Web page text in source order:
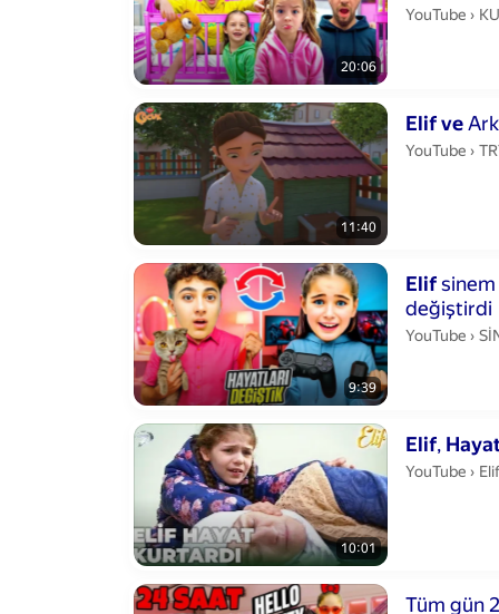
20:06
YouTube ›
11:40
Elifve
Duration 11
YouTube ›
9:39
Elif
değiştirdi
Duration 9
YouTube ›
10:01
Elif,
Duration 10
YouTube ›
Tüm gün
Duration 27